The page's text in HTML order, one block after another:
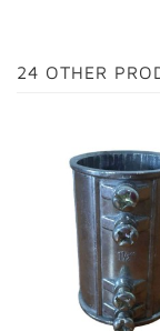
24 OTHER